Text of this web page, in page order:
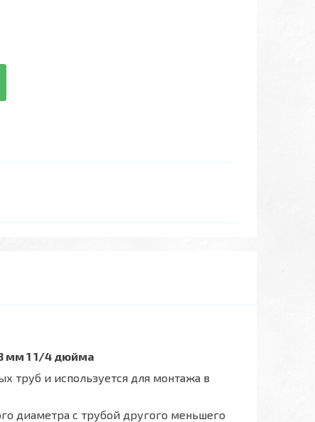
мм 1 1/4 дюйма
труб и используется для монтажа в
диаметра с трубой другого меньшего